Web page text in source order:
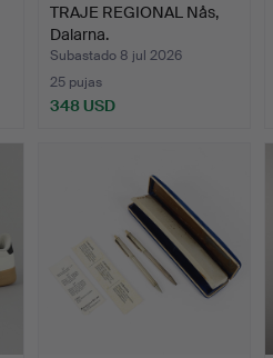
TRAJE REGIONAL Nås,
Dalarna.
Subastado 8 jul 2026
25 pujas
348 USD